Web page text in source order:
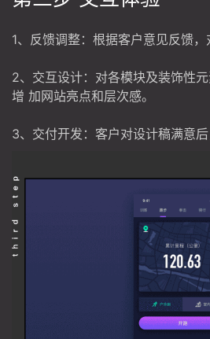
1、反馈调整：根据客户意见反馈，
2、交互设计：对各模块及装饰性元
增 加网站亮点和层次感。
3、交付开发：客户对设计稿满意后